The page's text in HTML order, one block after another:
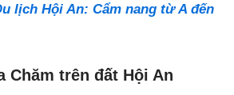
lịch Hội An: Cẩm nang từ A đến
Chăm trên đất Hội An